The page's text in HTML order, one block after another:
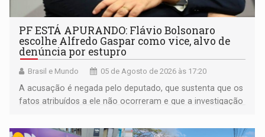
PF ESTÁ APURANDO: Flávio Bolsonaro
escolhe Alfredo Gaspar como vice, alvo de
denúncia por estupro
Brasil e Mundo 05 de Agosto de 2026 às 17:20
A acusação é negada pelo deputado, que sustenta que os
fatos atribuídos a ele não ocorreram e que a investigação